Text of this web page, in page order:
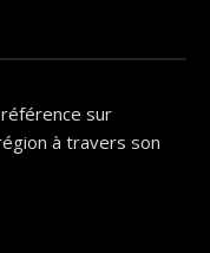
sur
à travers son